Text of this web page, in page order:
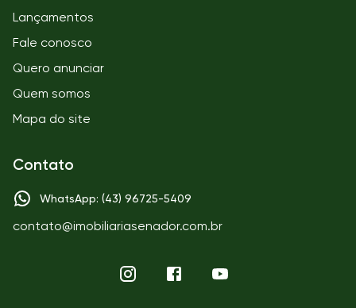
Lançamentos
Fale conosco
Quero anunciar
Quem somos
Mapa do site
Contato
WhatsApp: (43) 96725-5409
contato@imobiliariasenador.com.br